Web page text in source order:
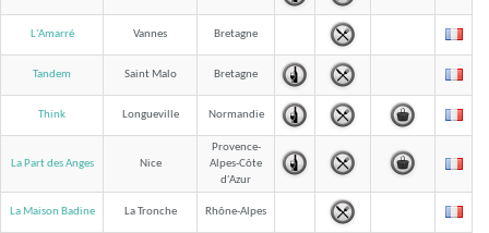
L'Amarré Vannes Bretagne
Tandem Saint Malo Bretagne
Think Longueville Normandie
La Part des Anges Nice
Provence-
Alpes-Côte
d'Azur
La Maison Badine La Tronche Rhône-Alpes